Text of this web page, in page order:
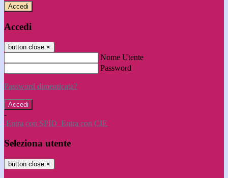
Accedi
Accedi
button close ×
Nome Utente
Password
Password dimenticata?
-
Entra con SPID Entra con CIE
Seleziona utente
button close ×